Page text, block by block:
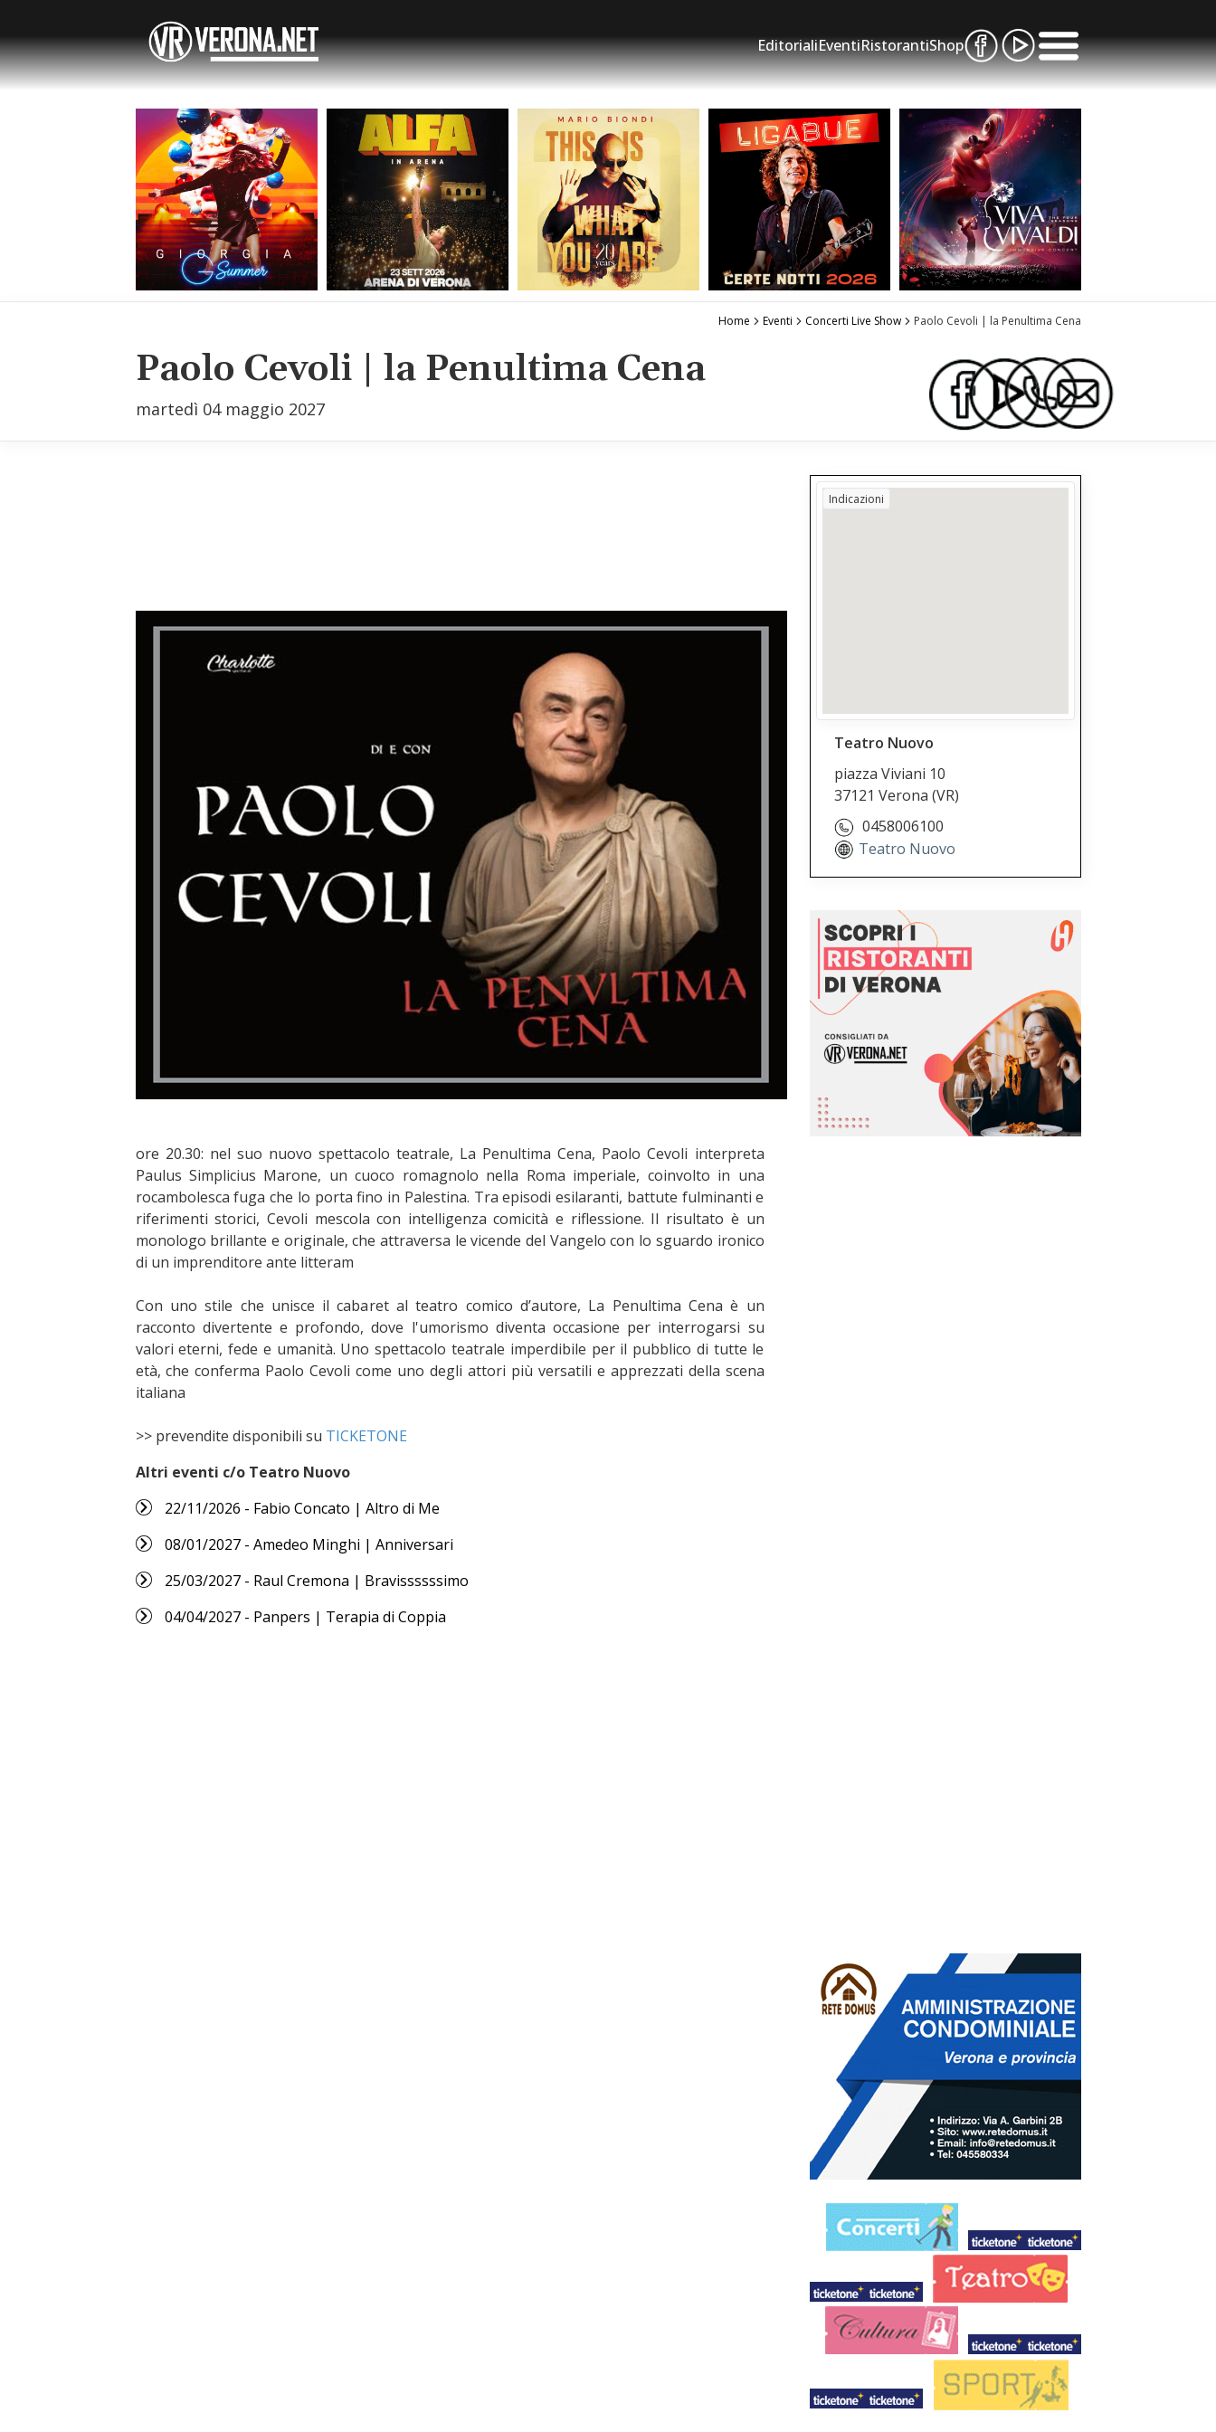
EditorialiEventiRistorantiShop
Home Eventi Concerti Live Show Paolo Cevoli | la Penultima Cena
Paolo Cevoli | la Penultima Cena
martedì 04 maggio 2027
ore 20.30: nel suo nuovo spettacolo teatrale, La Penultima Cena, Paolo Cevoli interpreta
Paulus Simplicius Marone, un cuoco romagnolo nella Roma imperiale, coinvolto in una
rocambolesca fuga che lo porta fino in Palestina. Tra episodi esilaranti, battute fulminanti e
riferimenti storici, Cevoli mescola con intelligenza comicità e riflessione. Il risultato è un
monologo brillante e originale, che attraversa le vicende del Vangelo con lo sguardo ironico
di un imprenditore ante litteram
Con uno stile che unisce il cabaret al teatro comico d’autore, La Penultima Cena è un
racconto divertente e profondo, dove l'umorismo diventa occasione per interrogarsi su
valori eterni, fede e umanità. Uno spettacolo teatrale imperdibile per il pubblico di tutte le
età, che conferma Paolo Cevoli come uno degli attori più versatili e apprezzati della scena
italiana
>> prevendite disponibili su TICKETONE
Altri eventi c/o Teatro Nuovo
22/11/2026 - Fabio Concato | Altro di Me
08/01/2027 - Amedeo Minghi | Anniversari
25/03/2027 - Raul Cremona | Bravissssssimo
04/04/2027 - Panpers | Terapia di Coppia
Indicazioni
Teatro Nuovo
piazza Viviani 10
37121 Verona (VR)
0458006100
Teatro Nuovo